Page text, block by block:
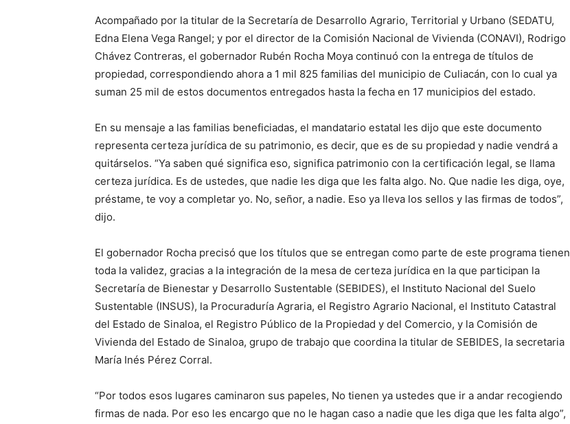
Acompañado por la titular de la Secretaría de Desarrollo Agrario, Territorial y Urbano (SEDATU,
Edna Elena Vega Rangel; y por el director de la Comisión Nacional de Vivienda (CONAVI), Rodrigo
Chávez Contreras, el gobernador Rubén Rocha Moya continuó con la entrega de títulos de
propiedad, correspondiendo ahora a 1 mil 825 familias del municipio de Culiacán, con lo cual ya
suman 25 mil de estos documentos entregados hasta la fecha en 17 municipios del estado.
En su mensaje a las familias beneficiadas, el mandatario estatal les dijo que este documento
representa certeza jurídica de su patrimonio, es decir, que es de su propiedad y nadie vendrá a
quitárselos. “Ya saben qué significa eso, significa patrimonio con la certificación legal, se llama
certeza jurídica. Es de ustedes, que nadie les diga que les falta algo. No. Que nadie les diga, oye,
préstame, te voy a completar yo. No, señor, a nadie. Eso ya lleva los sellos y las firmas de todos”,
dijo.
El gobernador Rocha precisó que los títulos que se entregan como parte de este programa tienen
toda la validez, gracias a la integración de la mesa de certeza jurídica en la que participan la
Secretaría de Bienestar y Desarrollo Sustentable (SEBIDES), el Instituto Nacional del Suelo
Sustentable (INSUS), la Procuraduría Agraria, el Registro Agrario Nacional, el Instituto Catastral
del Estado de Sinaloa, el Registro Público de la Propiedad y del Comercio, y la Comisión de
Vivienda del Estado de Sinaloa, grupo de trabajo que coordina la titular de SEBIDES, la secretaria
María Inés Pérez Corral.
“Por todos esos lugares caminaron sus papeles, No tienen ya ustedes que ir a andar recogiendo
firmas de nada. Por eso les encargo que no le hagan caso a nadie que les diga que les falta algo”,